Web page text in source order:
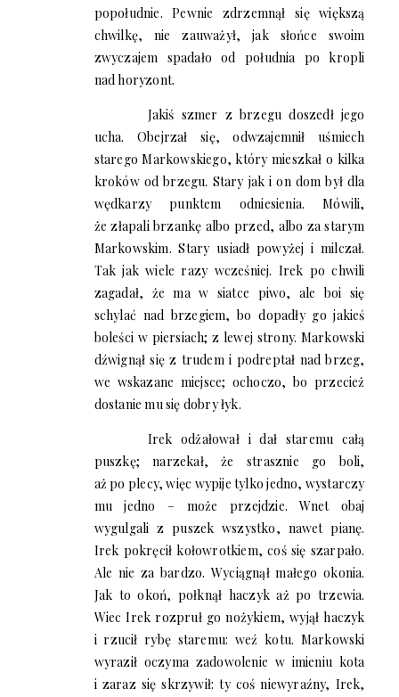
popołudnie. Pewnie zdrzemnął się większą
chwilkę, nie zauważył, jak słońce swoim
zwyczajem spadało od południa po kropli
nad horyzont.
Jakiś szmer z brzegu doszedł jego
ucha. Obejrzał się, odwzajemnił uśmiech
starego Markowskiego, który mieszkał o kilka
kroków od brzegu. Stary jak i on dom był dla
wędkarzy punktem odniesienia. Mówili,
że złapali brzankę albo przed, albo za starym
Markowskim. Stary usiadł powyżej i milczał.
Tak jak wiele razy wcześniej. Irek po chwili
zagadał, że ma w siatce piwo, ale boi się
schylać nad brzegiem, bo dopadły go jakieś
boleści w piersiach; z lewej strony. Markowski
dźwignął się z trudem i podreptał nad brzeg,
we wskazane miejsce; ochoczo, bo przecież
dostanie mu się dobry łyk.
Irek odżałował i dał staremu całą
puszkę; narzekał, że strasznie go boli,
aż po plecy, więc wypije tylko jedno, wystarczy
mu jedno – może przejdzie. Wnet obaj
wygulgali z puszek wszystko, nawet pianę.
Irek pokręcił kołowrotkiem, coś się szarpało.
Ale nie za bardzo. Wyciągnął małego okonia.
Jak to okoń, połknął haczyk aż po trzewia.
Wiec Irek rozpruł go nożykiem, wyjął haczyk
i rzucił rybę staremu: weź kotu. Markowski
wyraził oczyma zadowolenie w imieniu kota
i zaraz się skrzywił: ty coś niewyraźny, Irek,